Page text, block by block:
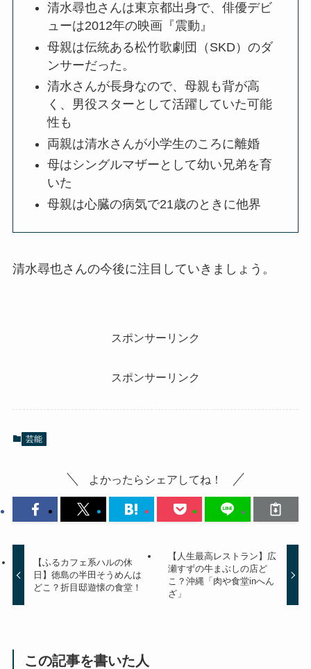
清水尋也さんは東京都出身で、俳優デビ
ューは2012年の映画『震動』
母親は伝統ある松竹歌劇団（SKD）のダ
ンサーだった。
清水さんが長身なので、母親も背が高
く、男役スターとして活躍していた可能
性も
両親は清水さんが小学生のころに離婚
母はシングルマザーとして幼い兄弟を育
いた
母親は心臓の病気で21歳のときに他界
清水尋也さんの今後に注目していきましょう。
スポンサーリンク
スポンサーリンク
芸能
よかったらシェアしてね！
【ふるカフェ系ハルの休
日】徳島の半田そうめんは
どこ？折目邸遊懐の食堂！
【人生最高レストラン】広
瀬すずの牛まぶしの店ど
こ？沖縄「肉や食堂inへん
ざ」
この記事を書いた人